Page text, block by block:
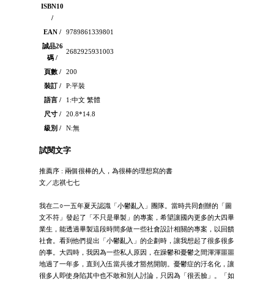
ISBN10
/
EAN /
9789861339801
誠品26
碼 /
2682925931003
頁數 /
200
裝訂 /
P:平裝
語言 /
1:中文 繁體
尺寸 /
20.8*14.8
級別 /
N:無
試閱文字
推薦序 : 兩個很棒的人，為很棒的理想寫的書
文／志祺七七
我在二○一五年夏天認識「小鬱亂入」團隊。當時共同創辦的「圖
文不符」發起了「不只是畢製」的專案，希望讓國內更多的大四畢
業生，能透過畢製這段時間多做一些社會設計相關的專案，以回饋
社會。看到他們提出「小鬱亂入」的企劃時，讓我想起了很多很多
的事。大四時，我因為一些私人原因，在躁鬱和憂鬱之間渾渾噩噩
地過了一年多，直到入伍當兵後才豁然開朗。憂鬱症的汙名化，讓
很多人即使身陷其中也不敢和別人討論，只因為「很丟臉」。「如